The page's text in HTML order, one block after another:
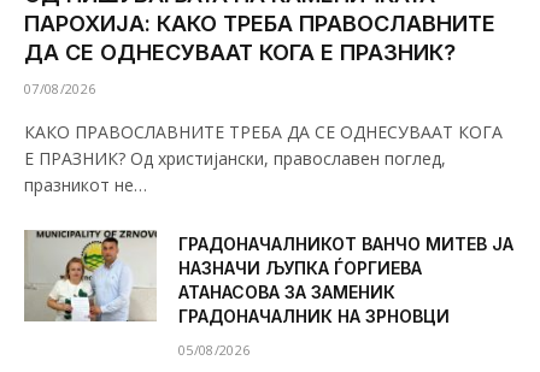
ПАРОХИЈА: КАКО ТРЕБА ПРАВОСЛАВНИТЕ
ДА СЕ ОДНЕСУВААТ КОГА Е ПРАЗНИК?
07/08/2026
КАКО ПРАВОСЛАВНИТЕ ТРЕБА ДА СЕ ОДНЕСУВААТ КОГА
Е ПРАЗНИК? Од христијански, православен поглед,
празникот не…
ГРАДОНАЧАЛНИКОТ ВАНЧО МИТЕВ ЈА
НАЗНАЧИ ЉУПКА ЃОРГИЕВА
АТАНАСОВА ЗА ЗАМЕНИК
ГРАДОНАЧАЛНИК НА ЗРНОВЦИ
05/08/2026